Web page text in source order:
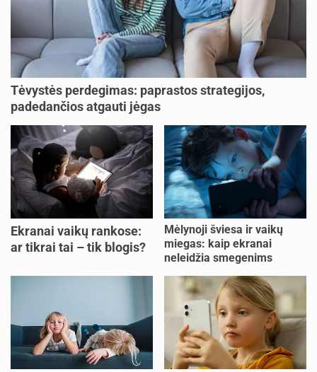
Tėvystės perdegimas: paprastos strategijos,
padedančios atgauti jėgas
Ekranai vaikų rankose:
ar tikrai tai – tik blogis?
Mėlynoji šviesa ir vaikų
miegas: kaip ekranai
neleidžia smegenims